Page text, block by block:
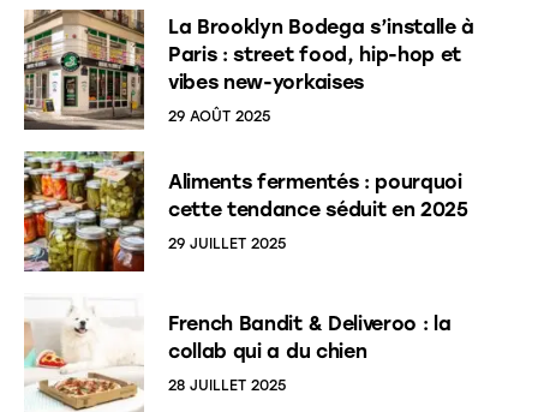
La Brooklyn Bodega s’installe à
Paris : street food, hip-hop et
vibes new-yorkaises
29 AOÛT 2025
Aliments fermentés : pourquoi
cette tendance séduit en 2025
29 JUILLET 2025
French Bandit & Deliveroo : la
collab qui a du chien
28 JUILLET 2025